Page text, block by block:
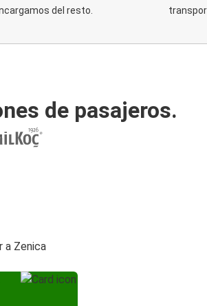
del resto.
de pasajeros.
a Zenica